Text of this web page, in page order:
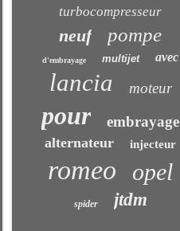
turbocompresseur
neuf pompe
d'embrayage multijet avec
lancia moteur
pour embrayage
alternateur injecteur
romeo opel
spider jtdm